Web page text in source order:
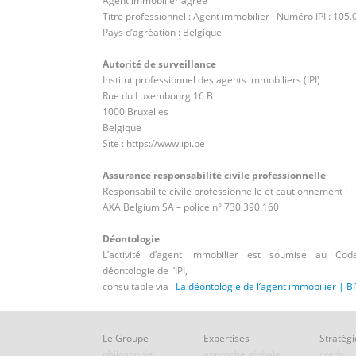
Titre professionnel : Agent immobilier · Numéro IPI :
Pays d’agréation : Belgique
Autorité de surveillance
Institut professionnel des agents immobiliers (IPI)
Rue du Luxembourg 16 B
1000 Bruxelles
Belgique
Site : https://www.ipi.be
Assurance responsabilité civile professionnelle
Responsabilité civile professionnelle et cautionnement :
AXA Belgium SA – police n° 730.390.160
Déontologie
L’activité d’agent immobilier est soumise au
déontologie de l’IPI,
consultable via : La déontologie de l’agent immobilier |
Le Groupe
Expertises